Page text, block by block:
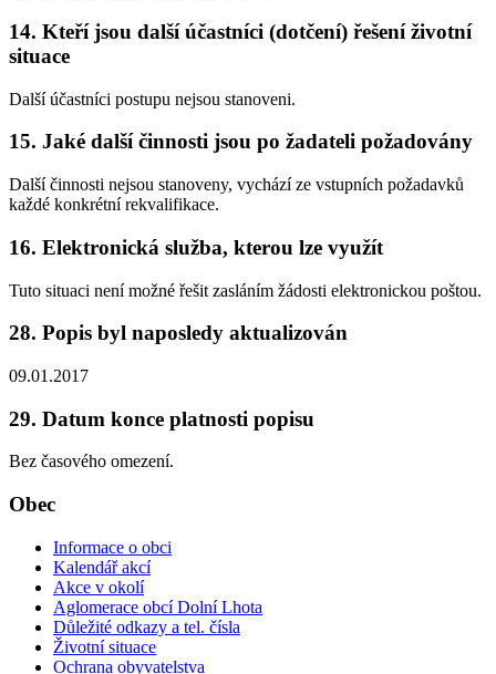
14. Kteří jsou další účastníci (dotčení) řešení životní
situace
Další účastníci postupu nejsou stanoveni.
15. Jaké další činnosti jsou po žadateli požadovány
Další činnosti nejsou stanoveny, vychází ze vstupních požadavků
každé konkrétní rekvalifikace.
16. Elektronická služba, kterou lze využít
Tuto situaci není možné řešit zasláním žádosti elektronickou poštou.
28. Popis byl naposledy aktualizován
09.01.2017
29. Datum konce platnosti popisu
Bez časového omezení.
Obec
Informace o obci
Kalendář akcí
Akce v okolí
Aglomerace obcí Dolní Lhota
Důležité odkazy a tel. čísla
Životní situace
Ochrana obyvatelstva